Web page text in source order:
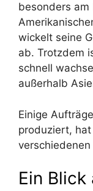
besonders am
wickelt seine
ab. Trotzdem
schnell
außerhalb
Einige
produziert,
Ein